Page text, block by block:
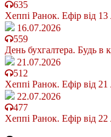
635
Хеппі Ранок. Ефір від
16.07.2026
559
День бухгалтера. Будь в
21.07.2026
512
Хеппі Ранок. Ефір від
22.07.2026
477
Хеппі Ранок. Ефір від